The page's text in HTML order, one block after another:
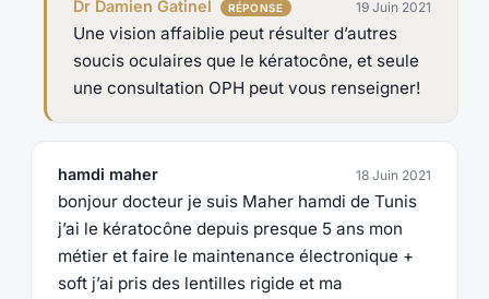
Dr Damien Gatinel 19 Juin 2021
Une vision affaiblie peut résulter d’autres
soucis oculaires que le kératocône, et seule
une consultation OPH peut vous renseigner!
hamdi maher 18 Juin 2021
bonjour docteur je suis Maher hamdi de Tunis
j’ai le kératocône depuis presque 5 ans mon
métier et faire le maintenance électronique +
soft j’ai pris des lentilles rigide et ma